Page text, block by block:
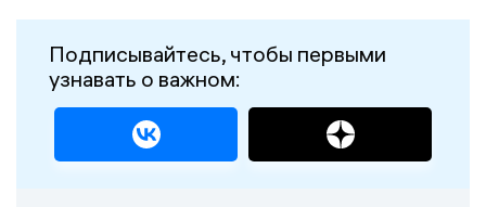
Подписывайтесь, чтобы первыми
узнавать о важном: